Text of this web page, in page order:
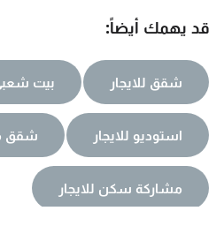
قد يهمك أيضاً:
شقق للايجار بيت شعبي
استوديو للايجار شقق
مشاركة سكن للايجار